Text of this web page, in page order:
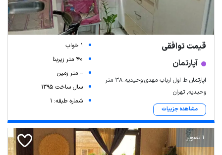
قیمت توافقی
آپارتمان
اپارتمان ط اول ارباب مهدی-وحیدیه_۳۸ متر
وحیدیه, تهران
مشاهده جزییات
1 خواب
40 متر زیربنا
-- متر زمین
سال ساخت 1395
شماره طبقه: 1
1 تصویر